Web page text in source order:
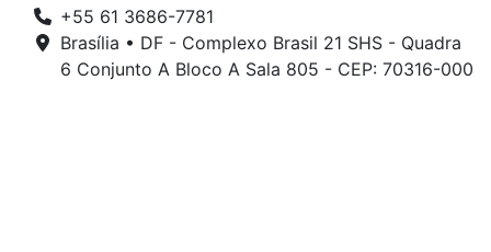
+55 61 3686-7781
Brasília • DF - Complexo Brasil 21 SHS - Quadra
6 Conjunto A Bloco A Sala 805 - CEP: 70316-000